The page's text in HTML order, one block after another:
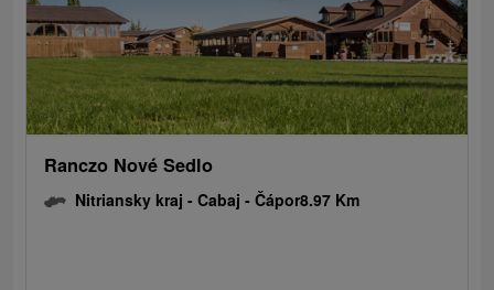
Ranczo Nové Sedlo
Nitriansky kraj -Cabaj - Čápor8.97 Km